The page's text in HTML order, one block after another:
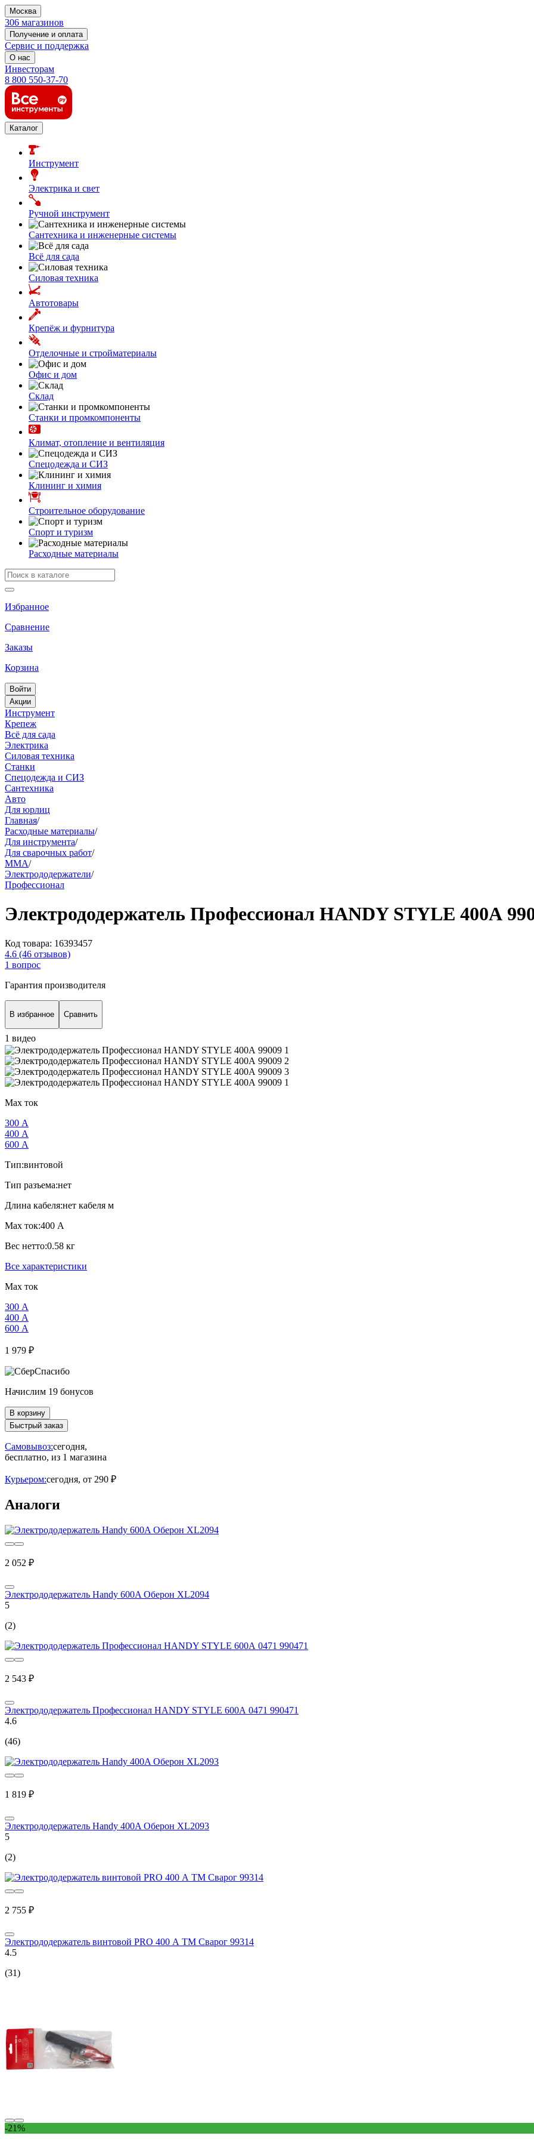
Москва
306 магазинов
Получение и оплата
Сервис и поддержка
О нас
Инвесторам
8 800 550-37-70
Каталог
Инструмент
Электрика и свет
Ручной инструмент
Сантехника и инженерные системы
Всё для сада
Силовая техника
Автотовары
Крепёж и фурнитура
Отделочные и стройматериалы
Офис и дом
Склад
Станки и промкомпоненты
Климат, отопление и вентиляция
Спецодежда и СИЗ
Клининг и химия
Строительное оборудование
Спорт и туризм
Расходные материалы
Избранное
Сравнение
Заказы
Корзина
Войти
Акции
Инструмент
Крепеж
Всё для сада
Электрика
Силовая техника
Станки
Спецодежда и СИЗ
Сантехника
Авто
Для юрлиц
Главная/
Расходные материалы/
Для инструмента/
Для сварочных работ/
ММА/
Электрододержатели/
Профессионал
Электрододержатель Профессионал HANDY STYLE 400А
Код товара: 16393457
4.6 (46 отзывов)
1 вопрос
Гарантия производителя
В избранное Сравнить
1 видео
Max ток
300 А
400 А
600 А
Тип:винтовой
Тип разъема:нет
Длина кабеля:нет кабеля м
Max ток:400 А
Вес нетто:0.58 кг
Все характеристики
Max ток
300 А
400 А
600 А
1 979 ₽
Начислим 19 бонусов
В корзину
Быстрый заказ
Самовывоз:сегодня,
бесплатно, из 1 магазина
Курьером:сегодня, от 290 ₽
Аналоги
2 052 ₽
Электрододержатель Handy 600A Оберон XL2094
5
(2)
2 543 ₽
Электрододержатель Профессионал HANDY STYLE 600А 0471 990471
4.6
(46)
1 819 ₽
Электрододержатель Handy 400A Оберон XL2093
5
(2)
2 755 ₽
Электрододержатель винтовой PRO 400 А ТМ Сварог 99314
4.5
(31)
-21%